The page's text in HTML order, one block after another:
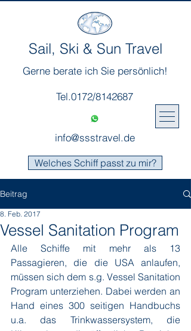
Sail, Ski & Sun Travel
Gerne berate ich Sie persönlich!
Tel.0172/8142687
info@ssstravel.de
Welches Schiff passt zu mir?
Beitrag
Vessel Sanitation Program
8. Feb. 2017
Alle Schiffe mit mehr als 13
Passagieren, die die USA anlaufen,
müssen sich dem s.g. Vessel Sanitation
Program unterziehen. Dabei werden an
Hand eines 300 seitigen Handbuchs
u.a. das Trinkwassersystem, die